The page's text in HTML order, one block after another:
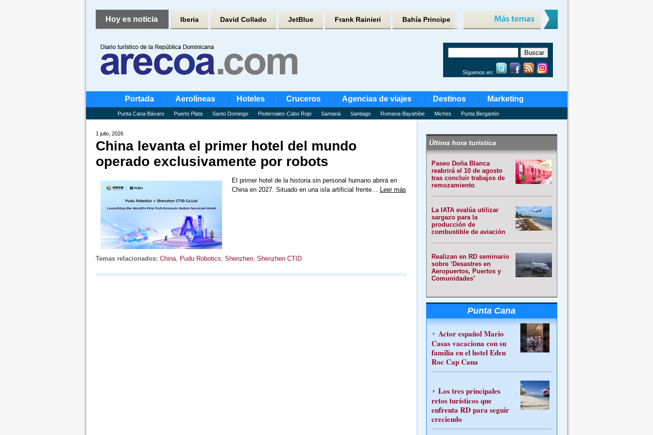
Hoy es noticia Iberia David Collado JetBlue Frank Rainieri Bahía Principe
Síguenos en:
Portada Aerolíneas Hoteles Cruceros Agencias de viajes Destinos Marketing
Punta Cana-Bávaro Puerto Plata Santo Domingo Pedernales-Cabo Rojo Samaná Santiago Romana-Bayahíbe Miches Punta Bergantín
1 julio, 2026
China levanta el primer hotel del mundo
operado exclusivamente por robots
El primer hotel de la historia sin personal humano abrirá en
China en 2027. Situado en una isla artificial frente… Leer más
Temas relacionados: China, Pudu Robotics Shenzhen, Shenzhen CTID
Última hora turística
Paseo Doña Blanca
reabrirá el 10 de agosto
tras concluir trabajos de
remozamiento
La IATA evalúa utilizar
sargazo para la
producción de
combustible de aviación
Realizan en RD seminario
sobre ‘Desastres en
Aeropuertos, Puertos y
Comunidades’
Punta Cana
Actor español Mario
Casas vacaciona con su
familia en el hotel Eden
Roc Cap Cana
Los tres principales
retos turísticos que
enfrenta RD para seguir
creciendo